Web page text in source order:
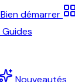
Bien démarrer
Guides
Nouveautés